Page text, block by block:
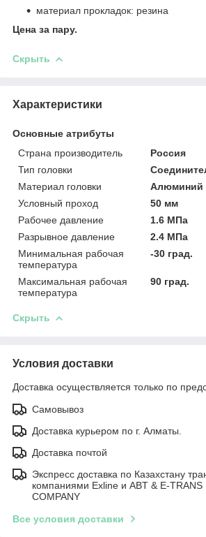
материал прокладок: резина
Цена за пару.
Скрыть
Характеристики
Основные атрибуты
Страна производитель
Россия
Тип головки
Материал головки
Алюминий
Условный проход
50 мм
Рабочее давление
1.6 МПа
Разрывное давление
2.4 МПа
Минимальная рабочая
температура
-30 град.
Максимальная рабочая
температура
90 град.
Скрыть
Условия доставки
Доставка осуществляется только по
Самовывоз
Доставка курьером по г. Алматы.
Доставка почтой
Экспресс доставка по Казахстану
компаниями Exline и ABT & E-TRANS
COMPANY
Все условия доставки